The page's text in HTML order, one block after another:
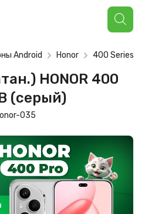
Поиск
товаров
Android Honor 400 Series
HONOR 400
(серый)
035